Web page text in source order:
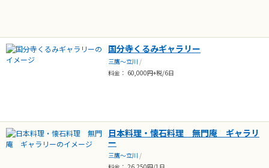
国分寺くるみギャラリー
三鷹～立川 /
料金： 60,000円+税/6日
日本料理・懐石料理 無門庵 ギャラリ
ー
三鷹～立川 /